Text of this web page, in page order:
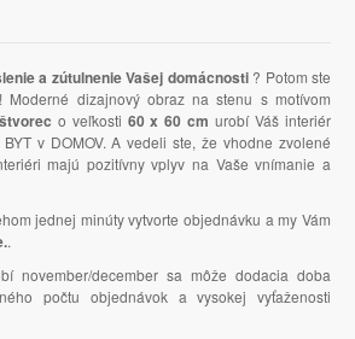
a zútulnenie Vašej domácnosti ? Potom ste
Moderné dizajnový obraz na stenu s motívom
o veľkosti 60 x 60 cm urobí Váš interiér
v DOMOV. A vedeli ste, že vhodne zvolené
majú pozitívny vplyv na Vaše vnímanie a
jednej minúty vytvorte objednávku a my Vám
.
november/december sa môže dodacia doba
počtu objednávok a vysokej vyťaženosti